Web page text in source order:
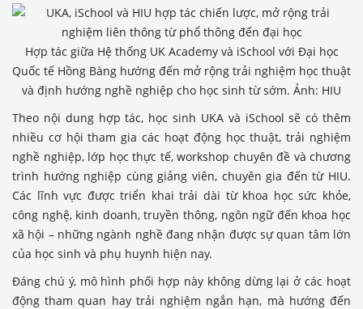
Hợp tác giữa Hệ thống UK Academy và iSchool với Đại học
Quốc tế Hồng Bàng hướng đến mở rộng trải nghiệm học thuật
và định hướng nghề nghiệp cho học sinh từ sớm. Ảnh: HIU
Theo nội dung hợp tác, học sinh UKA và iSchool sẽ có thêm
nhiều cơ hội tham gia các hoạt động học thuật, trải nghiệm
nghề nghiệp, lớp học thực tế, workshop chuyên đề và chương
trình hướng nghiệp cùng giảng viên, chuyên gia đến từ HIU.
Các lĩnh vực được triển khai trải dài từ khoa học sức khỏe,
công nghệ, kinh doanh, truyền thông, ngôn ngữ đến khoa học
xã hội – những ngành nghề đang nhận được sự quan tâm lớn
của học sinh và phụ huynh hiện nay.
Đáng chú ý, mô hình phối hợp này không dừng lại ở các hoạt
động tham quan hay trải nghiệm ngắn hạn, mà hướng đến